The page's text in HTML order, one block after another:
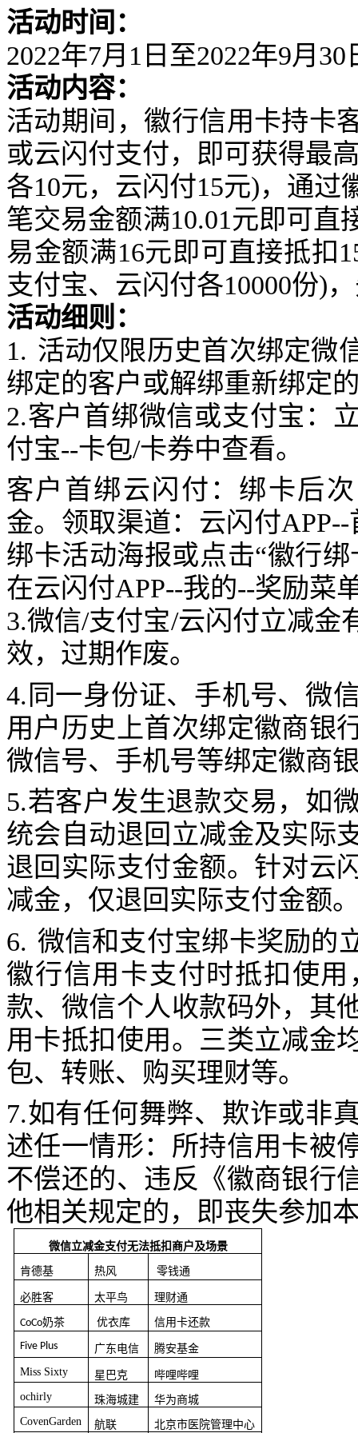
活动时间：
2022年7月 1 日至2022年9月 30
活动内容：
活动期间，徽行信用卡持卡
或云闪付支付，即可获得最
各10元，云闪付15元)，通过
笔交易金额满10.01元即可直
易金额满16元即可直接抵扣
支付宝、云闪付各10000份)
活动细则：
1. 活动仅限历史首次绑定微
绑定的客户或解绑重新绑定
2.客户首绑微信或支付宝：
付宝--卡包/卡券中查看。
客户首绑云闪付：绑卡后
金。领取渠道：云闪付APP--
绑卡活动海报或点击“徽行绑
在云闪付APP--我的--奖励菜
3.微信/支付宝/云闪付立减金
效，过期作废。
4. 同一身份证、手机号、微
用户历史上首次绑定徽商银
微信号、手机号等绑定徽商
5.若客户发生退款交易，如
统会自动退回立减金及实际
退回实际支付金额。针对云
减金，仅退回实际支付金额
6. 微信和支付宝绑卡奖励的
徽行信用卡支付时抵扣使
款、微信个人收款码外，其
用卡抵扣使用。三类立减金
包、转账、购买理财等。
7.如有任何舞弊、欺诈或非
述任一情形：所持信用卡被
不偿还的、违反《徽商银行
他相关规定的，即丧失参加
微信立减金支付无法抵扣商户及场景
肯德基 热风 零钱通
必胜客 太平鸟 理财通
CoCo奶茶 优衣库
信用卡还款
Five Plus
广东电信
腾安基金
Miss Sixty
星巴克
哔哩哔哩
ochirly
珠海城建
华为商城
CovenGarden
航联 北京市医院管理中心